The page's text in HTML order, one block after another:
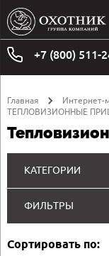
+7 (800) 511-
Главная Интернет-
ТЕПЛОВИЗИОННЫЕ
КАТЕГОРИИ
ФИЛЬТРЫ
Сортировать по: